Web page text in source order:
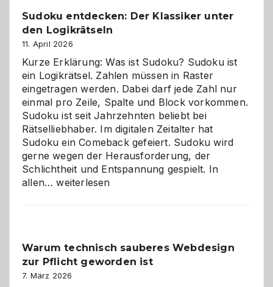
Sudoku entdecken: Der Klassiker unter
den Logikrätseln
11. April 2026
Kurze Erklärung: Was ist Sudoku? Sudoku ist
ein Logikrätsel. Zahlen müssen in Raster
eingetragen werden. Dabei darf jede Zahl nur
einmal pro Zeile, Spalte und Block vorkommen.
Sudoku ist seit Jahrzehnten beliebt bei
Rätselliebhaber. Im digitalen Zeitalter hat
Sudoku ein Comeback gefeiert. Sudoku wird
gerne wegen der Herausforderung, der
Schlichtheit und Entspannung gespielt. In
allen…Sudoku
den
Logikrätseln
weiterlesen
Warum technisch sauberes Webdesign
zur Pflicht geworden ist
7. März 2026